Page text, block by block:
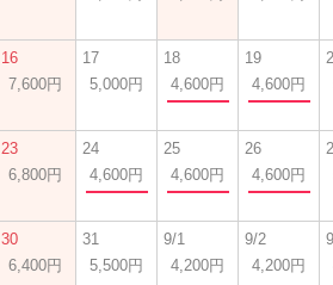
16
7,600円
17
5,000円
18
4,600円
19
4,600円
23
6,800円
24
4,600円
25
4,600円
26
4,600円
30
6,400円
31
5,500円
9/1
4,200円
9/2
4,200円